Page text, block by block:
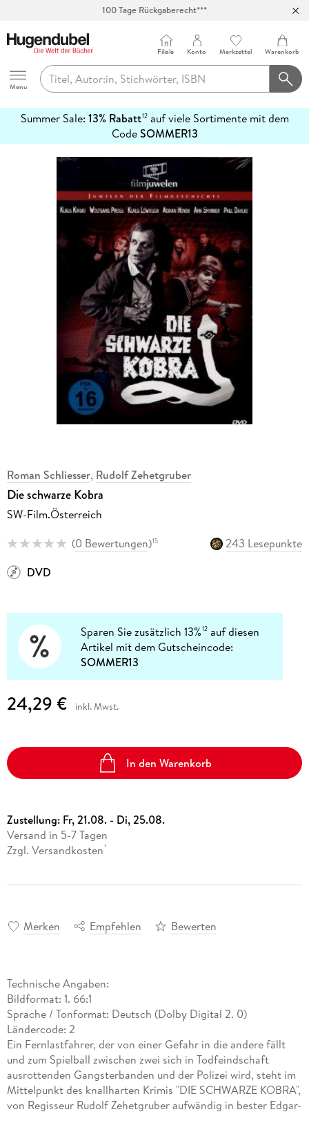
100 Tage Rückgaberecht***
Hugendubel
Menu
Filiale Konto Merkzettel Warenkorb
Summer Sale: 13% Rabatt12auf viele Sortimente mit dem
CodeSOMMER13
erfahren
Roman Schliesser, Rudolf Zehetgruber
Die schwarze Kobra
SW-Film.Österreich
(0 Bewertungen)15
243 Lesepunkte
DVD
Sparen Sie zusätzlich 13%12 auf diesen
Artikel mit dem Gutscheincode:
SOMMER13
24,29 € inkl. Mwst.
In den Warenkorb
Zustellung: Fr, 21.08. - Di, 25.08.
Versand in 5-7 Tagen
Zzgl. Versandkosten *
Merken Empfehlen Bewerten
Technische Angaben:
Bildformat: 1. 66:1
Sprache / Tonformat: Deutsch (Dolby Digital 2. 0)
Ländercode: 2
Ein Fernlastfahrer, der von einer Gefahr in die andere fällt
und zum Spielball zwischen zwei sich in Todfeindschaft
ausrottenden Gangsterbanden und der Polizei wird, steht im
Mittelpunkt des knallharten Krimis "DIE SCHWARZE KOBRA",
von Regisseur Rudolf Zehetgruber aufwändig in bester Edgar-